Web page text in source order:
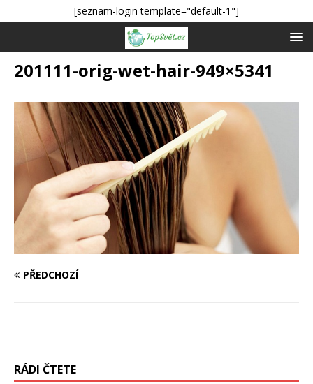
[seznam-login template="default-1"]
201111-orig-wet-hair-949×5341
PŘEDCHOZÍ
RÁDI ČTETE